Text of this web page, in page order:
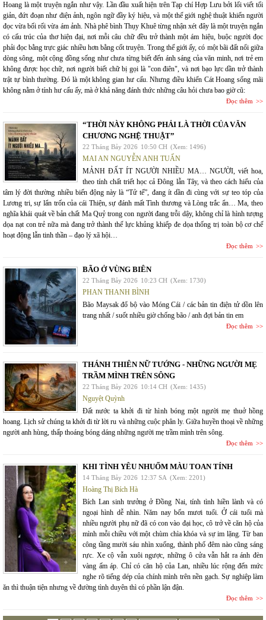
Hoang là một truyện ngắn như vậy. Lần đầu xuất hiện trên Tạp chí Hợp Lưu bởi lối viết tối
giản, đứt đoạn như điện ảnh, ngôn ngữ đầy ký hiệu, và một thế giới nghệ thuật khiến người
đọc vừa bối rối vừa ám ảnh. Nhà phê bình Thụy Khuê từng nhận xét đây là một truyện ngắn
có cấu trúc của thơ hiện đại, nơi mỗi câu chữ đều trở thành một ám hiệu, buộc người đọc
phải đọc bằng trực giác nhiều hơn bằng cốt truyện. Trong thế giới ấy, có một bãi đất nổi giữa
dòng sông, một cộng đồng sống như chưa từng biết đến ánh sáng của văn minh, nơi trẻ em
không được học chữ, nơi người biết chữ bị gọi là "con điên", và nơi bạo lực dần trở thành
trật tự bình thường. Đó là một không gian hư cấu. Nhưng điều khiến Cát Hoang sống mãi
không nằm ở tính hư cấu ấy, mà ở khả năng đánh thức những câu hỏi chưa bao giờ cũ:
Đọc thêm
“THỜI NÀY KHÔNG PHẢI LÀ THỜI CỦA VĂN
CHƯƠNG NGHỆ THUẬT”
22 Tháng Bảy 2026 10:50 CH (Xem: 1496)
MAI AN NGUYỄN ANH TUẤN
MẢNH ĐẤT ÍT NGƯỜI NHIỀU MA… NGƯỜI, viết hoa,
theo tính chất triết học cả Đông lẫn Tây, và theo cách hiểu của
tâm lý đời thường nhiều biến động này là “Tử tế”, đang ít dần đi cùng với sự teo tóp của
Lương tri, sự lẩn trốn của cái Thiện, sự đánh mất Tình thương và Lòng trắc ẩn… Ma, theo
nghĩa khái quát về bản chất Ma Quỷ trong con người đang trỗi dậy, không chỉ là hình tượng
dọa nạt con trẻ nữa mà đang trở thành thế lực khủng khiếp đe dọa thống trị toàn bộ cơ chế
hoạt động lẫn tinh thần – đạo lý xã hội…
Đọc thêm
BÃO Ở VÙNG BIÊN
22 Tháng Bảy 2026 10:23 CH (Xem: 1730)
PHAN THANH BÌNH
Bão Maysak đổ bộ vào Móng Cái / các bản tin điện tử dồn lên
trang nhất / suốt nhiều giờ chống bão / anh đợi bản tin em
Đọc thêm
THÁNH THIÊN NỮ TƯỚNG - NHỮNG NGƯỜI MẸ
TRẦM MÌNH TRÊN SÔNG
22 Tháng Bảy 2026 10:14 CH (Xem: 1435)
Nguyệt Quỳnh
Đất nước ta khởi đi từ hình bóng một người mẹ thuở hồng
hoang. Lịch sử chúng ta khởi đi từ lời ru và những cuộc phân ly. Giữa huyền thoại về những
người anh hùng, thấp thoáng bóng dáng những người mẹ trầm mình trên sông.
Đọc thêm
KHI TÌNH YÊU NHUỐM MÀU TOAN TÍNH
14 Tháng Bảy 2026 12:37 SA (Xem: 2201)
Hoàng Thị Bích Hà
Bích Lan sinh trưởng ở Đồng Nai, tính tình hiền lành và có
ngoại hình dễ nhìn. Năm nay bốn mươi tuổi. Ở cái tuổi mà
nhiều người phụ nữ đã có con vào đại học, cô trở về căn hộ của
mình mỗi chiều với một chùm chìa khóa và sự im lặng. Từ ban
công tầng mười sáu nhìn xuống, thành phố đêm nào cũng sáng
rực. Xe cộ vẫn xuôi ngược, những ô cửa vẫn hắt ra ánh đèn
vàng ấm áp. Chỉ có căn hộ của Lan, nhiều lúc rộng đến mức
nghe rõ tiếng dép của chính mình trên nền gạch. Sự nghiệp làm
ăn thì thuận tiện nhưng về đường tình duyên thì có phần lận đận.
Đọc thêm